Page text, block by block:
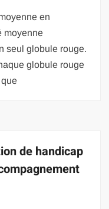
en
moyenne
seul globule rouge.
globule rouge
de handicap